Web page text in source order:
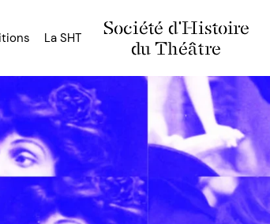
Société d'Histoire
du Théâtre
La SHT